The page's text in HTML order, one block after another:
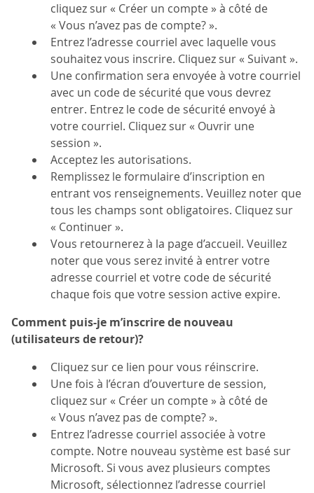
cliquez sur « Créer un compte » à côté de
« Vous n’avez pas de compte? ».
Entrez l’adresse courriel avec laquelle vous
souhaitez vous inscrire. Cliquez sur « Suivant ».
Une confirmation sera envoyée à votre courriel
avec un code de sécurité que vous devrez
entrer. Entrez le code de sécurité envoyé à
votre courriel. Cliquez sur « Ouvrir une
session ».
Acceptez les autorisations.
Remplissez le formulaire d’inscription en
entrant vos renseignements. Veuillez noter que
tous les champs sont obligatoires. Cliquez sur
« Continuer ».
Vous retournerez à la page d’accueil. Veuillez
noter que vous serez invité à entrer votre
adresse courriel et votre code de sécurité
chaque fois que votre session active expire.
Comment puis-je m’inscrire de nouveau
(utilisateurs de retour)?
Cliquez sur ce lien pour vous réinscrire.
Une fois à l’écran d’ouverture de session,
cliquez sur « Créer un compte » à côté de
« Vous n’avez pas de compte? ».
Entrez l’adresse courriel associée à votre
compte. Notre nouveau système est basé sur
Microsoft. Si vous avez plusieurs comptes
Microsoft, sélectionnez l’adresse courriel